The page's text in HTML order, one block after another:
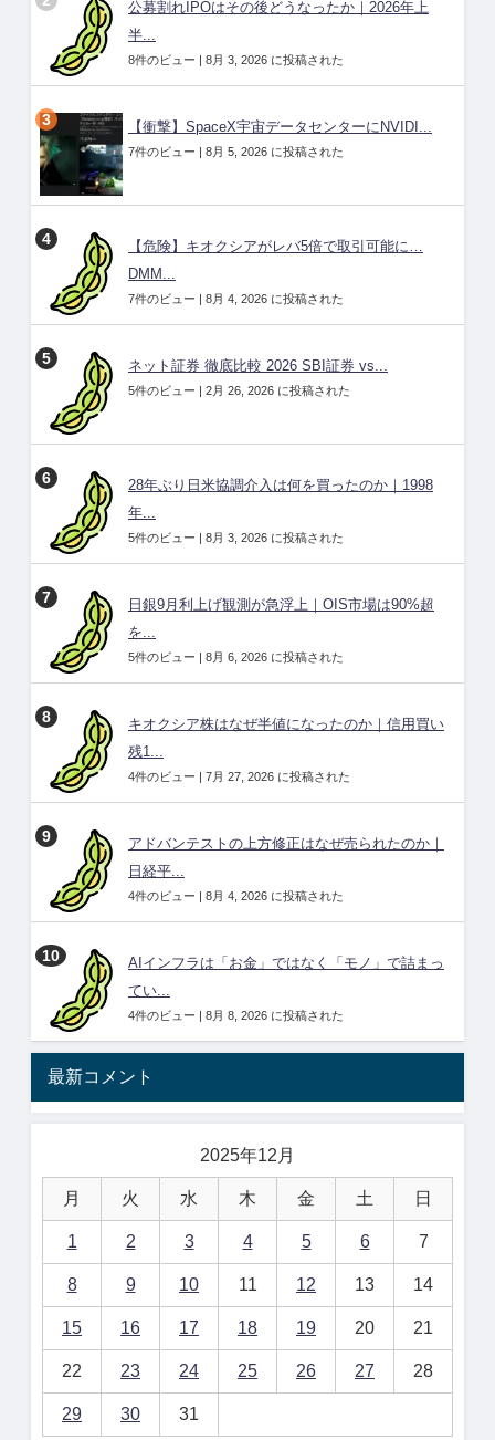
公募割れIPOはその後どうなったか｜2026年上
半...
8件のビュー | 8月 3, 2026 に投稿された
【衝撃】SpaceX宇宙データセンターにNVIDI...
7件のビュー | 8月 5, 2026 に投稿された
【危険】キオクシアがレバ5倍で取引可能に…
DMM...
7件のビュー | 8月 4, 2026 に投稿された
ネット証券 徹底比較 2026 SBI証券 vs...
5件のビュー | 2月 26, 2026 に投稿された
28年ぶり日米協調介入は何を買ったのか｜1998
年...
5件のビュー | 8月 3, 2026 に投稿された
日銀9月利上げ観測が急浮上｜OIS市場は90%超
を...
5件のビュー | 8月 6, 2026 に投稿された
キオクシア株はなぜ半値になったのか｜信用買い
残1...
4件のビュー | 7月 27, 2026 に投稿された
アドバンテストの上方修正はなぜ売られたのか｜
日経平...
4件のビュー | 8月 4, 2026 に投稿された
AIインフラは「お金」ではなく「モノ」で詰まっ
てい...
4件のビュー | 8月 8, 2026 に投稿された
最新コメント
2025年12月
月 火 水 木 金 土 日
1 2 3 4 5 6 7
8 9 10 11 12 13 14
15 16 17 18 19 20 21
22 23 24 25 26 27 28
29 30
31